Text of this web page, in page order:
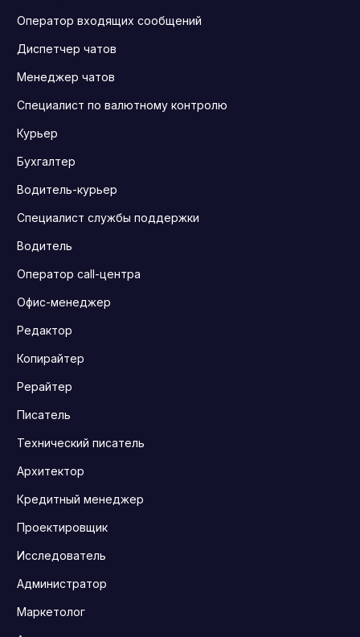
Оператор входящих сообщений
Диспетчер чатов
Менеджер чатов
Специалист по валютному контролю
Курьер
Бухгалтер
Водитель-курьер
Специалист службы поддержки
Водитель
Оператор call-центра
Офис-менеджер
Редактор
Копирайтер
Рерайтер
Писатель
Технический писатель
Архитектор
Кредитный менеджер
Проектировщик
Исследователь
Администратор
Маркетолог